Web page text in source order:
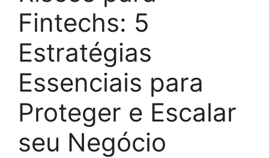
Fintechs: 5
Estratégias
Essenciais para
Proteger e Escalar
seu Negócio